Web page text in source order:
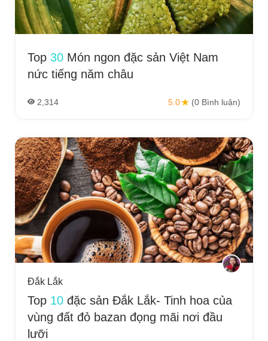
Top 30 Món ngon đặc sản Việt Nam
nức tiếng năm châu
2,314 5.0 (0 Bình luận)
Đắk Lắk
Top 10 đặc sản Đắk Lắk- Tinh hoa của
vùng đất đỏ bazan đọng mãi nơi đầu
lưỡi